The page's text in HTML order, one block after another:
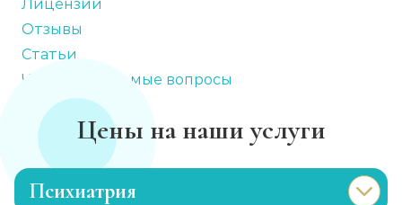
Лицензии
Отзывы
Статьи
Часто задаваемые вопросы
Цены на наши услуги
Психиатрия